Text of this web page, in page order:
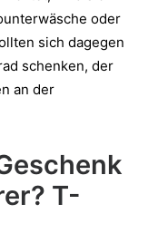
oder
sich dagegen
schenken, der
an der
T-